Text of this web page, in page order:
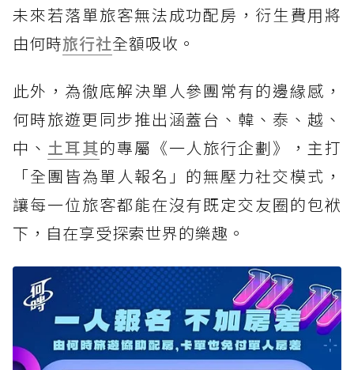
未來若落單旅客無法成功配房，衍生費用將
由何時旅行社全額吸收。
此外，為徹底解決單人參團常有的邊緣感，
何時旅遊更同步推出涵蓋台、韓、泰、越、
中、 土耳其的專屬《一人旅行企劃》，主打
「全團皆為單人報名」的無壓力社交模式，
讓每一位旅客都能在沒有既定交友圈的包袱
下，自在享受探索世界的樂趣。